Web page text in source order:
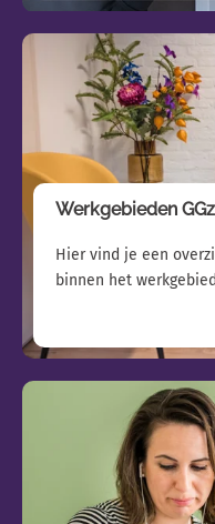
Werkgebieden
Hier vind je een
binnen het